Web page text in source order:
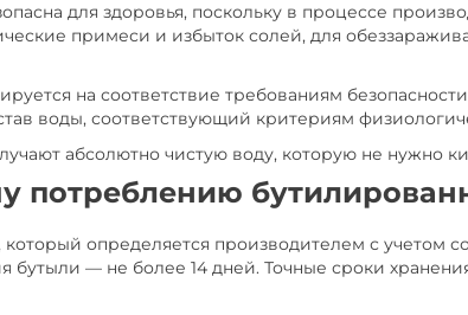
для здоровья, поскольку в процессе
примеси и избыток солей, для
на соответствие требованиям
воды, соответствующий критериям
абсолютно чистую воду, которую не нужно
потреблению
определяется производителем с учетом
бутыли — не более 14 дней. Точные сроки